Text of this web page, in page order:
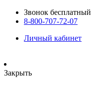
Звонок бесплатный
8-800-707-72-07
Личный кабинет
Закрыть